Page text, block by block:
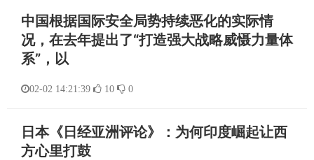
中国根据国际安全局势持续恶化的实际情
况，在去年提出了“打造强大战略威慑力量体
系”，以
02-02 14:21:39 10 0
日本《日经亚洲评论》：为何印度崛起让西
方心里打鼓